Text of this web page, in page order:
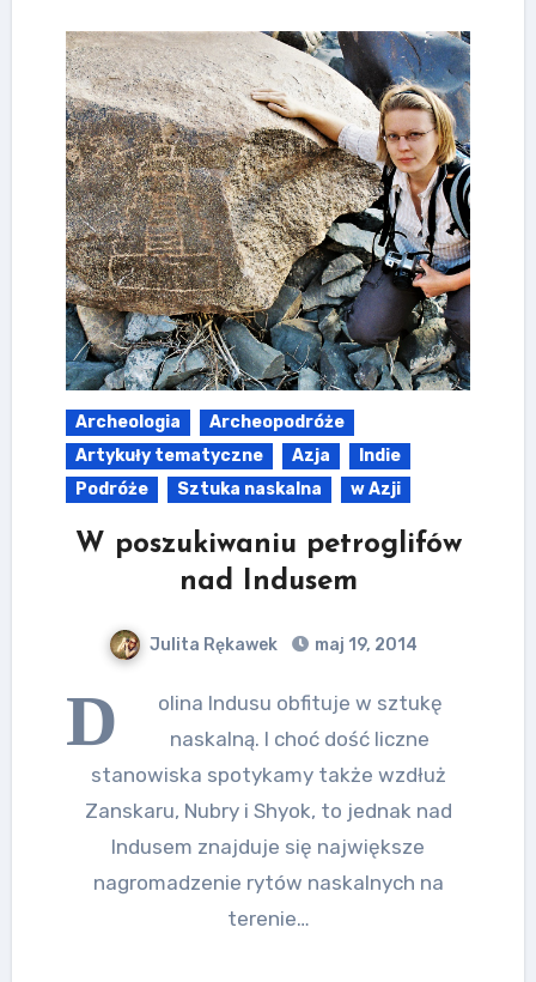
Archeologia
Archeopodróże
Artykuły tematyczne
Azja
Indie
Podróże
Sztuka naskalna w Azji
W poszukiwaniu petroglifów
nad Indusem
Julita Rękawek maj 19, 2014
D
olina Indusu obfituje w sztukę
naskalną. I choć dość liczne
stanowiska spotykamy także wzdłuż
Zanskaru, Nubry i Shyok, to jednak nad
Indusem znajduje się największe
nagromadzenie rytów naskalnych na
terenie…